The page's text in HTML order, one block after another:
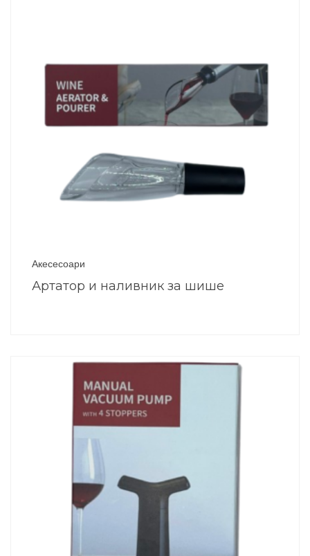
Акесесоари
Артатор и наливник за шише